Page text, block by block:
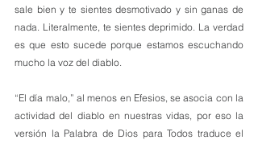
sale bien y te sientes desmotivado y sin ganas de
nada. Literalmente, te sientes deprimido. La verdad
es que esto sucede porque estamos escuchando
mucho la voz del diablo.
“El día malo,” al menos en Efesios, se asocia con la
actividad del diablo en nuestras vidas, por eso la
versión la Palabra de Dios para Todos traduce el